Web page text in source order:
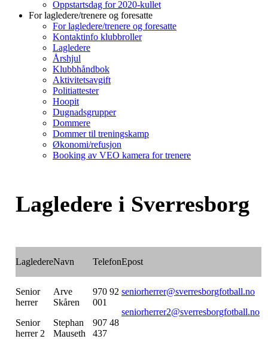
Oppstartsdag for 2020-kullet
For lagledere/trenere og foresatte
For lagledere/trenere og foresatte
Kontaktinfo klubbroller
Lagledere
Årshjul
Klubbhåndbok
Aktivitetsavgift
Politiattester
Hoopit
Dugnadsgrupper
Dommere
Dommer til treningskamp
Økonomi/refusjon
Booking av VEO kamera for trenere
Lagledere i Sverresborg
LagledereNavn TelefonEpost
Senior
herrer
Senior
herrer 2
Arve
Skåren
Stephan
Mauseth
970 92
001
907 48
437
seniorherrer@sverresborgfotball.no
seniorherrer2@sverresborgfotball.no